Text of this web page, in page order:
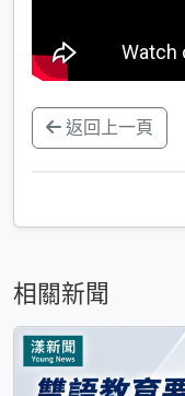
返回上一頁
相關新聞